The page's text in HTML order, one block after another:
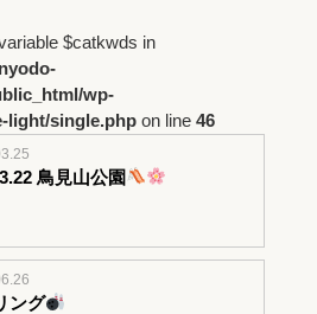
$catkwds in
wp-
light/single.phpon line 46
鳥見山公園
ング